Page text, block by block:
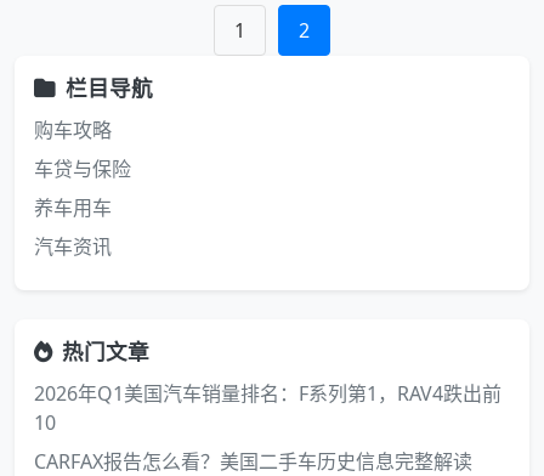
1 2
栏目导航
购车攻略
车贷与保险
养车用车
汽车资讯
热门文章
2026年Q1美国汽车销量排名：F系列第1，RAV4跌出前
10
CARFAX报告怎么看？美国二手车历史信息完整解读